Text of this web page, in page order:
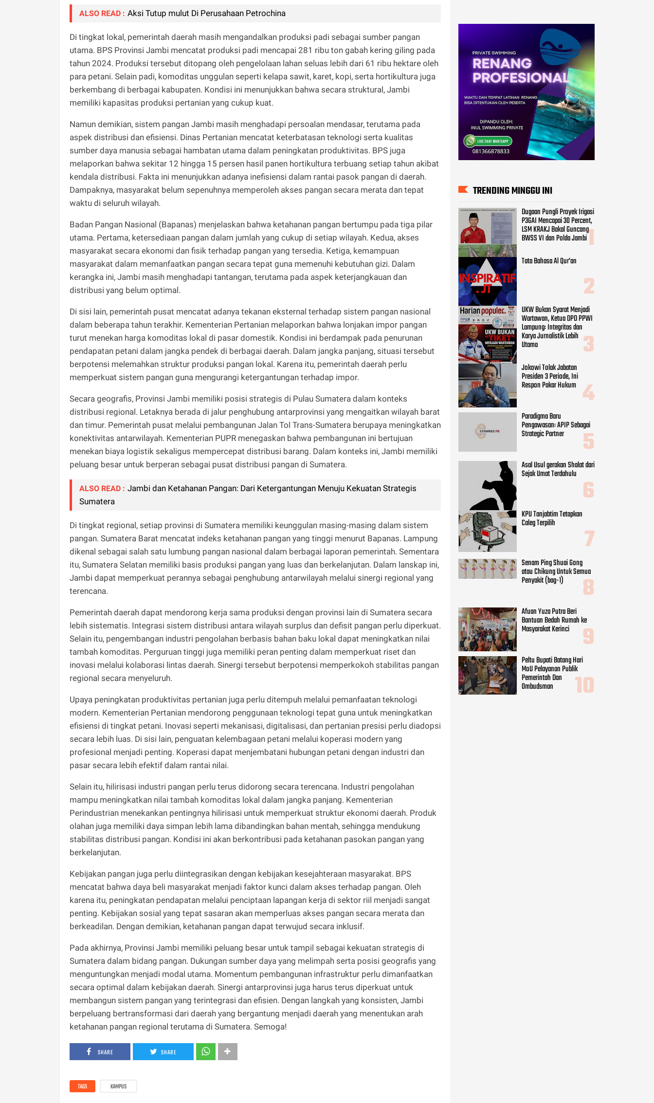
ALSO READ : Aksi Tutup mulut Di Perusahaan Petrochina
Di tingkat lokal, pemerintah daerah masih mengandalkan produksi padi sebagai sumber pangan
utama. BPS Provinsi Jambi mencatat produksi padi mencapai 281 ribu ton gabah kering giling pada
tahun 2024. Produksi tersebut ditopang oleh pengelolaan lahan seluas lebih dari 61 ribu hektare oleh
para petani. Selain padi, komoditas unggulan seperti kelapa sawit, karet, kopi, serta hortikultura juga
berkembang di berbagai kabupaten. Kondisi ini menunjukkan bahwa secara struktural, Jambi
memiliki kapasitas produksi pertanian yang cukup kuat.
Namun demikian, sistem pangan Jambi masih menghadapi persoalan mendasar, terutama pada
aspek distribusi dan efisiensi. Dinas Pertanian mencatat keterbatasan teknologi serta kualitas
sumber daya manusia sebagai hambatan utama dalam peningkatan produktivitas. BPS juga
melaporkan bahwa sekitar 12 hingga 15 persen hasil panen hortikultura terbuang setiap tahun akibat
kendala distribusi. Fakta ini menunjukkan adanya inefisiensi dalam rantai pasok pangan di daerah.
Dampaknya, masyarakat belum sepenuhnya memperoleh akses pangan secara merata dan tepat
waktu di seluruh wilayah.
Badan Pangan Nasional (Bapanas) menjelaskan bahwa ketahanan pangan bertumpu pada tiga pilar
utama. Pertama, ketersediaan pangan dalam jumlah yang cukup di setiap wilayah. Kedua, akses
masyarakat secara ekonomi dan fisik terhadap pangan yang tersedia. Ketiga, kemampuan
masyarakat dalam memanfaatkan pangan secara tepat guna memenuhi kebutuhan gizi. Dalam
kerangka ini, Jambi masih menghadapi tantangan, terutama pada aspek keterjangkauan dan
distribusi yang belum optimal.
Di sisi lain, pemerintah pusat mencatat adanya tekanan eksternal terhadap sistem pangan nasional
dalam beberapa tahun terakhir. Kementerian Pertanian melaporkan bahwa lonjakan impor pangan
turut menekan harga komoditas lokal di pasar domestik. Kondisi ini berdampak pada penurunan
pendapatan petani dalam jangka pendek di berbagai daerah. Dalam jangka panjang, situasi tersebut
berpotensi melemahkan struktur produksi pangan lokal. Karena itu, pemerintah daerah perlu
memperkuat sistem pangan guna mengurangi ketergantungan terhadap impor.
Secara geografis, Provinsi Jambi memiliki posisi strategis di Pulau Sumatera dalam konteks
distribusi regional. Letaknya berada di jalur penghubung antarprovinsi yang mengaitkan wilayah barat
dan timur. Pemerintah pusat melalui pembangunan Jalan Tol Trans-Sumatera berupaya meningkatkan
konektivitas antarwilayah. Kementerian PUPR menegaskan bahwa pembangunan ini bertujuan
menekan biaya logistik sekaligus mempercepat distribusi barang. Dalam konteks ini, Jambi memiliki
peluang besar untuk berperan sebagai pusat distribusi pangan di Sumatera.
ALSO READ : Jambi dan Ketahanan Pangan: Dari Ketergantungan Menuju Kekuatan Strategis
Sumatera
Di tingkat regional, setiap provinsi di Sumatera memiliki keunggulan masing-masing dalam sistem
pangan. Sumatera Barat mencatat indeks ketahanan pangan yang tinggi menurut Bapanas. Lampung
dikenal sebagai salah satu lumbung pangan nasional dalam berbagai laporan pemerintah. Sementara
itu, Sumatera Selatan memiliki basis produksi pangan yang luas dan berkelanjutan. Dalam lanskap ini,
Jambi dapat memperkuat perannya sebagai penghubung antarwilayah melalui sinergi regional yang
terencana.
Pemerintah daerah dapat mendorong kerja sama produksi dengan provinsi lain di Sumatera secara
lebih sistematis. Integrasi sistem distribusi antara wilayah surplus dan defisit pangan perlu diperkuat.
Selain itu, pengembangan industri pengolahan berbasis bahan baku lokal dapat meningkatkan nilai
tambah komoditas. Perguruan tinggi juga memiliki peran penting dalam memperkuat riset dan
inovasi melalui kolaborasi lintas daerah. Sinergi tersebut berpotensi memperkokoh stabilitas pangan
regional secara menyeluruh.
Upaya peningkatan produktivitas pertanian juga perlu ditempuh melalui pemanfaatan teknologi
modern. Kementerian Pertanian mendorong penggunaan teknologi tepat guna untuk meningkatkan
efisiensi di tingkat petani. Inovasi seperti mekanisasi, digitalisasi, dan pertanian presisi perlu diadopsi
secara lebih luas. Di sisi lain, penguatan kelembagaan petani melalui koperasi modern yang
profesional menjadi penting. Koperasi dapat menjembatani hubungan petani dengan industri dan
pasar secara lebih efektif dalam rantai nilai.
Selain itu, hilirisasi industri pangan perlu terus didorong secara terencana. Industri pengolahan
mampu meningkatkan nilai tambah komoditas lokal dalam jangka panjang. Kementerian
Perindustrian menekankan pentingnya hilirisasi untuk memperkuat struktur ekonomi daerah. Produk
olahan juga memiliki daya simpan lebih lama dibandingkan bahan mentah, sehingga mendukung
stabilitas distribusi pangan. Kondisi ini akan berkontribusi pada ketahanan pasokan pangan yang
berkelanjutan.
Kebijakan pangan juga perlu diintegrasikan dengan kebijakan kesejahteraan masyarakat. BPS
mencatat bahwa daya beli masyarakat menjadi faktor kunci dalam akses terhadap pangan. Oleh
karena itu, peningkatan pendapatan melalui penciptaan lapangan kerja di sektor riil menjadi sangat
penting. Kebijakan sosial yang tepat sasaran akan memperluas akses pangan secara merata dan
berkeadilan. Dengan demikian, ketahanan pangan dapat terwujud secara inklusif.
Pada akhirnya, Provinsi Jambi memiliki peluang besar untuk tampil sebagai kekuatan strategis di
Sumatera dalam bidang pangan. Dukungan sumber daya yang melimpah serta posisi geografis yang
menguntungkan menjadi modal utama. Momentum pembangunan infrastruktur perlu dimanfaatkan
secara optimal dalam kebijakan daerah. Sinergi antarprovinsi juga harus terus diperkuat untuk
membangun sistem pangan yang terintegrasi dan efisien. Dengan langkah yang konsisten, Jambi
berpeluang bertransformasi dari daerah yang bergantung menjadi daerah yang menentukan arah
ketahanan pangan regional terutama di Sumatera. Semoga!
SHARE SHARE
TAGS KAMPUS
TRENDING MINGGU INI
Dugaan Pungli Proyek Irigasi
P3GAI Mencapai 30 Percent,
LSM KRAKJ Bakal Guncang
BWSS VI dan Polda Jambi
Tata Bahasa Al Qur'an
UKW Bukan Syarat Menjadi
Wartawan, Ketua DPD PPWI
Lampung: Integritas dan
Karya Jurnalistik Lebih
Utama
Jokowi Tolak Jabatan
Presiden 3 Periode, Ini
Respon Pakar Hukum
Paradigma Baru
Pengawasan: APIP Sebagai
Strategic Partner
Asal Usul gerakan Shalat dari
Sejak Umat Terdahulu
KPU Tanjabtim Tetapkan
Caleg Terpilih
Senam Ping Shuai Gong
atau Chikung Untuk Semua
Penyakit (bag-1)
Afuan Yuza Putra Beri
Bantuan Bedah Rumah ke
Masyarakat Kerinci
Peltu Bupati Batang Hari
MoU Pelayanan Publik
Pemerintah Dan
Ombudsman